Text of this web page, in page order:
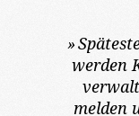
»
werden
melden